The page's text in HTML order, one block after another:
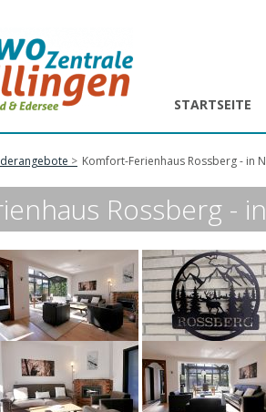
STARTSEITE
Komfort-Ferienhaus Rossberg - in
Rossberg -